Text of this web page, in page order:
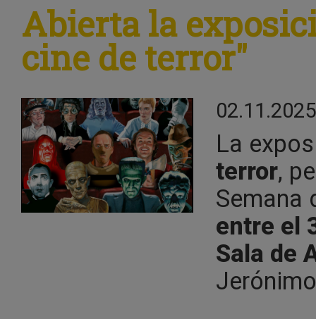
Abierta la
cine de terror"
02.11.2025
La
terror,
Semana
entre el
Sala de